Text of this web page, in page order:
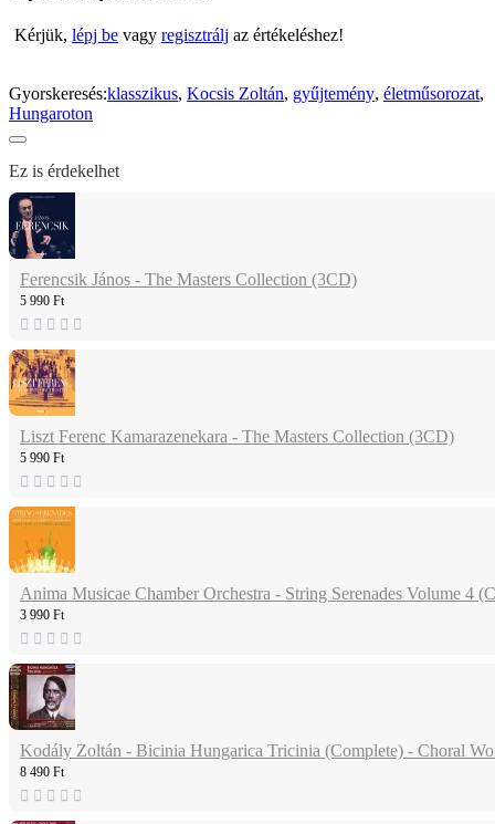
Kérjük, lépj be vagy regisztrálj az értékeléshez!
Gyorskeresés:klasszikus, Kocsis Zoltán, gyűjtemény, életműsorozat,
Hungaroton
Ez is érdekelhet
Ferencsik János - The Masters Collection (3CD)
5 990 Ft
Liszt Ferenc Kamarazenekara - The Masters Collection (3CD)
5 990 Ft
Anima Musicae Chamber Orchestra - String Serenades Volume 4
3 990 Ft
Kodály Zoltán - Bicinia Hungarica Tricinia (Complete) - Choral
8 490 Ft